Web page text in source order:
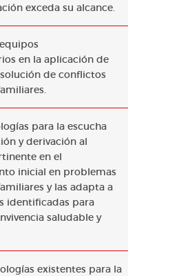
exceda su alcance.
en la aplicación de
de conflictos
para la escucha
y derivación al
en el
inicial en problemas
y las adapta a
identificadas para
saludable y
existentes para la